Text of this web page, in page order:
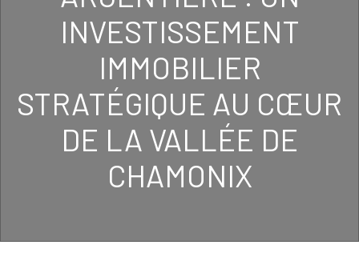
INVESTISSEMENT
IMMOBILIER
STRATÉGIQUE AU CŒUR
DE LA VALLÉE DE
CHAMONIX